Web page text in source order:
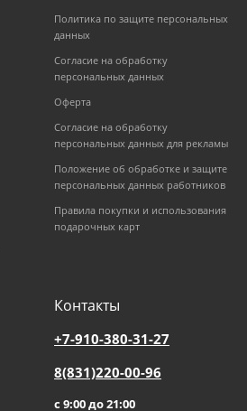
Политика по защите персональных
данных
Согласие на обработку
персональных данных
Оферта
Согласие на обработку
персональных данных для рекламы
Положение об обработке и защите
персональных данных работников
Правила покупки и использования
подарочных карт
Контакты
+7-910-380-31-27
8(831)220-00-96
с 9:00 до 21:00